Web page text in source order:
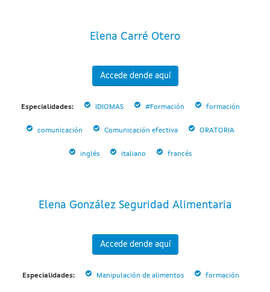
Elena Carré Otero
Accede dende aquí
Especialidades: IDIOMAS #Formación formación
comunicación Comunicación efectiva ORATORIA
inglés italiano francés
Elena González Seguridad Alimentaria
Accede dende aquí
Especialidades: Manipulación de alimentos formación